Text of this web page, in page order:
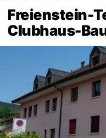
Freienstein-
Clubhaus-